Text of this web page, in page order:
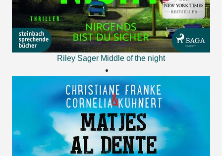
Riley Sager Middle of the night